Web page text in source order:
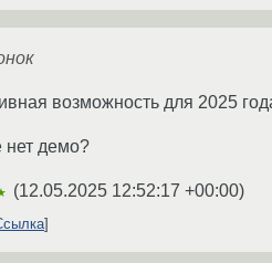
возможность для 2025
нет демо?
(12.05.2025 12:52:17 +00:00)